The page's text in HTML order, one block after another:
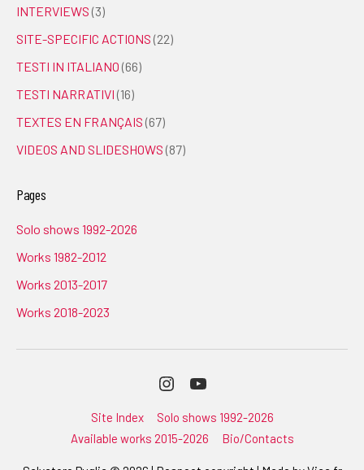
INTERVIEWS (3)
SITE-SPECIFIC ACTIONS (22)
TESTI IN ITALIANO (66)
TESTI NARRATIVI (16)
TEXTES EN FRANÇAIS (67)
VIDEOS AND SLIDESHOWS (87)
Pages
Solo shows 1992-2026
Works 1982-2012
Works 2013-2017
Works 2018-2023
Site Index
Solo shows 1992-2026
Available works 2015-2026
Bio/Contacts
InstagramYoutube